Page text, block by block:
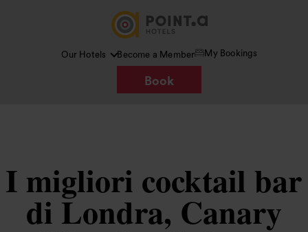
Our Hotels Become a Member My Bookings
Book
I migliori cocktail bar
di Londra, Canary